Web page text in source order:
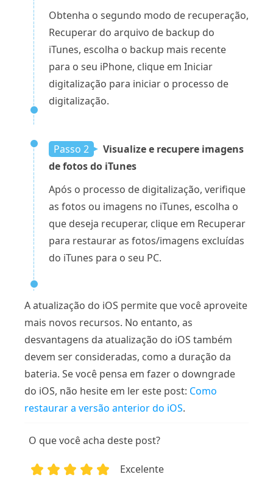
Obtenha o segundo modo de recuperação,
Recuperar do arquivo de backup do
iTunes, escolha o backup mais recente
para o seu iPhone, clique em Iniciar
digitalização para iniciar o processo de
digitalização.
Passo 2
Visualize e recupere imagens
de fotos do iTunes
Após o processo de digitalização, verifique
as fotos ou imagens no iTunes, escolha o
que deseja recuperar, clique em Recuperar
para restaurar as fotos/imagens excluídas
do iTunes para o seu PC.
A atualização do iOS permite que você aproveite
mais novos recursos. No entanto, as
desvantagens da atualização do iOS também
devem ser consideradas, como a duração da
bateria. Se você pensa em fazer o downgrade
do iOS, não hesite em ler este post: Como
restaurar a versão anterior do iOS.
O que você acha deste post?
Excelente